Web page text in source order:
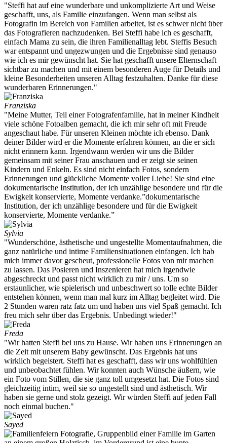
"Steffi hat auf eine wunderbare und unkomplizierte Art und Weise
geschafft, uns, als Familie einzufangen. Wenn man selbst als
Fotografin im Bereich von Familien arbeitet, ist es schwer nicht über
das Fotografieren nachzudenken. Bei Steffi habe ich es geschafft,
einfach Mama zu sein, die ihren Familienalltag lebt. Steffis Besuch
war entspannt und ungezwungen und die Ergebnisse sind genauso
wie ich es mir gewünscht hat. Sie hat geschafft unsere Elternschaft
sichtbar zu machen und mit einem besonderen Auge für Details und
kleine Besonderheiten unseren Alltag festzuhalten. Danke für diese
wunderbaren Erinnerungen."
Franziska
"Meine Mutter, Teil einer Fotografenfamilie, hat in meiner Kindheit
viele schöne Fotoalben gemacht, die ich mir sehr oft mit Freude
angeschaut habe. Für unseren Kleinen möchte ich ebenso. Dank
deiner Bilder wird er die Momente erfahren können, an die er sich
nicht erinnern kann. Irgendwann werden wir uns die Bilder
gemeinsam mit seiner Frau anschauen und er zeigt sie seinen
Kindern und Enkeln. Es sind nicht einfach Fotos, sondern
Erinnerungen und glückliche Momente voller Liebe! Sie sind eine
dokumentarische Institution, der ich unzählige besondere und für die
Ewigkeit konservierte, Momente verdanke.”dokumentarische
Institution, der ich unzählige besondere und für die Ewigkeit
konservierte, Momente verdanke.”
Sylvia
"Wunderschöne, ästhetische und ungestellte Momentaufnahmen, die
ganz natürliche und intime Familiensituationen einfangen. Ich hab
mich immer davor gescheut, professionelle Fotos von mir machen
zu lassen. Das Posieren und Inszenieren hat mich irgendwie
abgeschreckt und passt nicht wirklich zu mir / uns. Um so
erstaunlicher, wie spielerisch und unbeschwert so tolle echte Bilder
entstehen können, wenn man mal kurz im Alltag begleitet wird. Die
2 Stunden waren ratz fatz um und haben uns viel Spaß gemacht. Ich
freu mich sehr über das Ergebnis. Unbedingt wieder!"
Freda
"Wir hatten Steffi bei uns zu Hause. Wir haben uns Erinnerungen an
die Zeit mit unserem Baby gewünscht. Das Ergebnis hat uns
wirklich begeistert. Steffi hat es geschafft, dass wir uns wohlfühlen
und unbeobachtet fühlen. Wir konnten auch Wünsche äußern, wie
ein Foto vom Stillen, die sie ganz toll umgesetzt hat. Die Fotos sind
gleichzeitig intim, weil sie so ungestellt sind und ästhetisch. Wir
haben sie gerne und stolz gezeigt. Wir würden Steffi auf jeden Fall
noch einmal buchen."
Sayed